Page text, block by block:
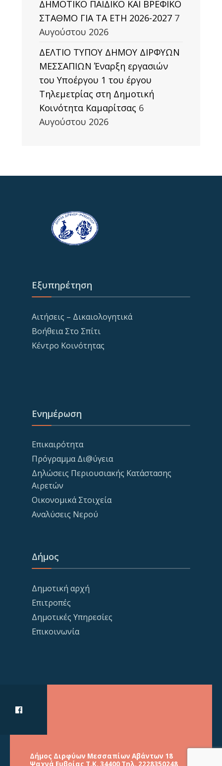
ΔΗΜΟΤΙΚΟ ΠΑΙΔΙΚΟ ΚΑΙ ΒΡΕΦΙΚΟ
ΣΤΑΘΜΟ ΓΙΑ ΤΑ ΕΤΗ 2026-2027 7
Αυγούστου 2026
ΔΕΛΤΙΟ ΤΥΠΟΥ ΔΗΜΟΥ ΔΙΡΦΥΩΝ
ΜΕΣΣΑΠΙΩΝ Έναρξη εργασιών
του Υποέργου 1 του έργου
Τηλεμετρίας στη Δημοτική
Κοινότητα Καμαρίτσας 6
Αυγούστου 2026
Εξυπηρέτηση
Αιτήσεις – Δικαιολογητικά
Βοήθεια Στο Σπίτι
Κέντρο Κοινότητας
Ενημέρωση
Επικαιρότητα
Πρόγραμμα Δι@ύγεια
Δηλώσεις Περιουσιακής Κατάστασης
Αιρετών
Οικονομικά Στοιχεία
Αναλύσεις Νερού
Δήμος
Δημοτική αρχή
Επιτροπές
Δημοτικές Υπηρεσίες
Επικοινωνία
Δήμος Διρφύων Μεσσαπίων Αβάντων 18
Ψαχνά Ευβοίας Τ.Κ. 34400 Τηλ. 2228350248